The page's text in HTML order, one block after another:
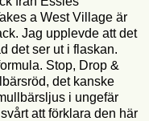
a West Village är
Jag upplevde att det
det ser ut i flaskan.
Stop, Drop &
det kanske
i ungefär
att förklara den här